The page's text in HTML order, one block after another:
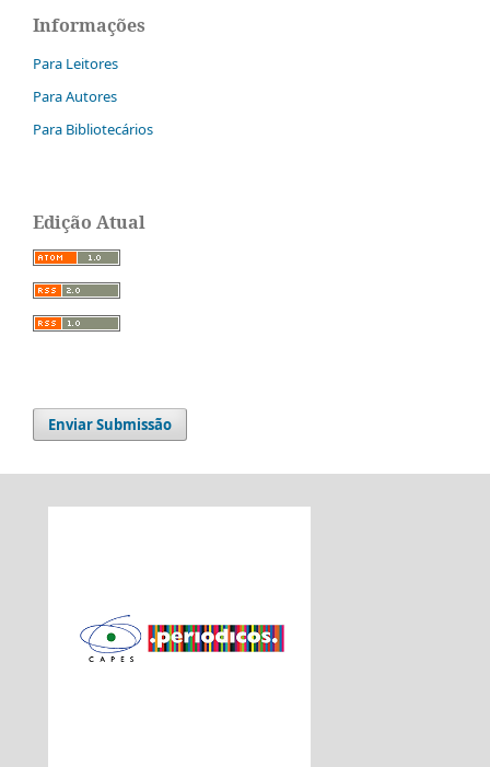
Informações
Para Leitores
Para Autores
Para Bibliotecários
Edição Atual
Enviar Submissão